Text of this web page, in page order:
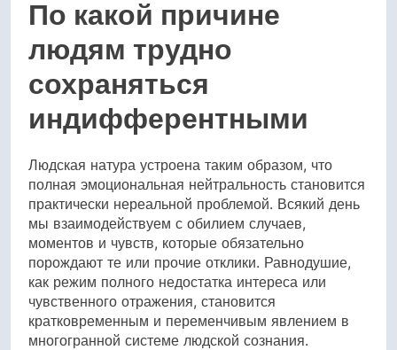
По какой причине
людям трудно
сохраняться
индифферентными
Людская натура устроена таким образом, что
полная эмоциональная нейтральность становится
практически нереальной проблемой. Всякий день
мы взаимодействуем с обилием случаев,
моментов и чувств, которые обязательно
порождают те или прочие отклики. Равнодушие,
как режим полного недостатка интереса или
чувственного отражения, становится
кратковременным и переменчивым явлением в
многогранной системе людской сознания.